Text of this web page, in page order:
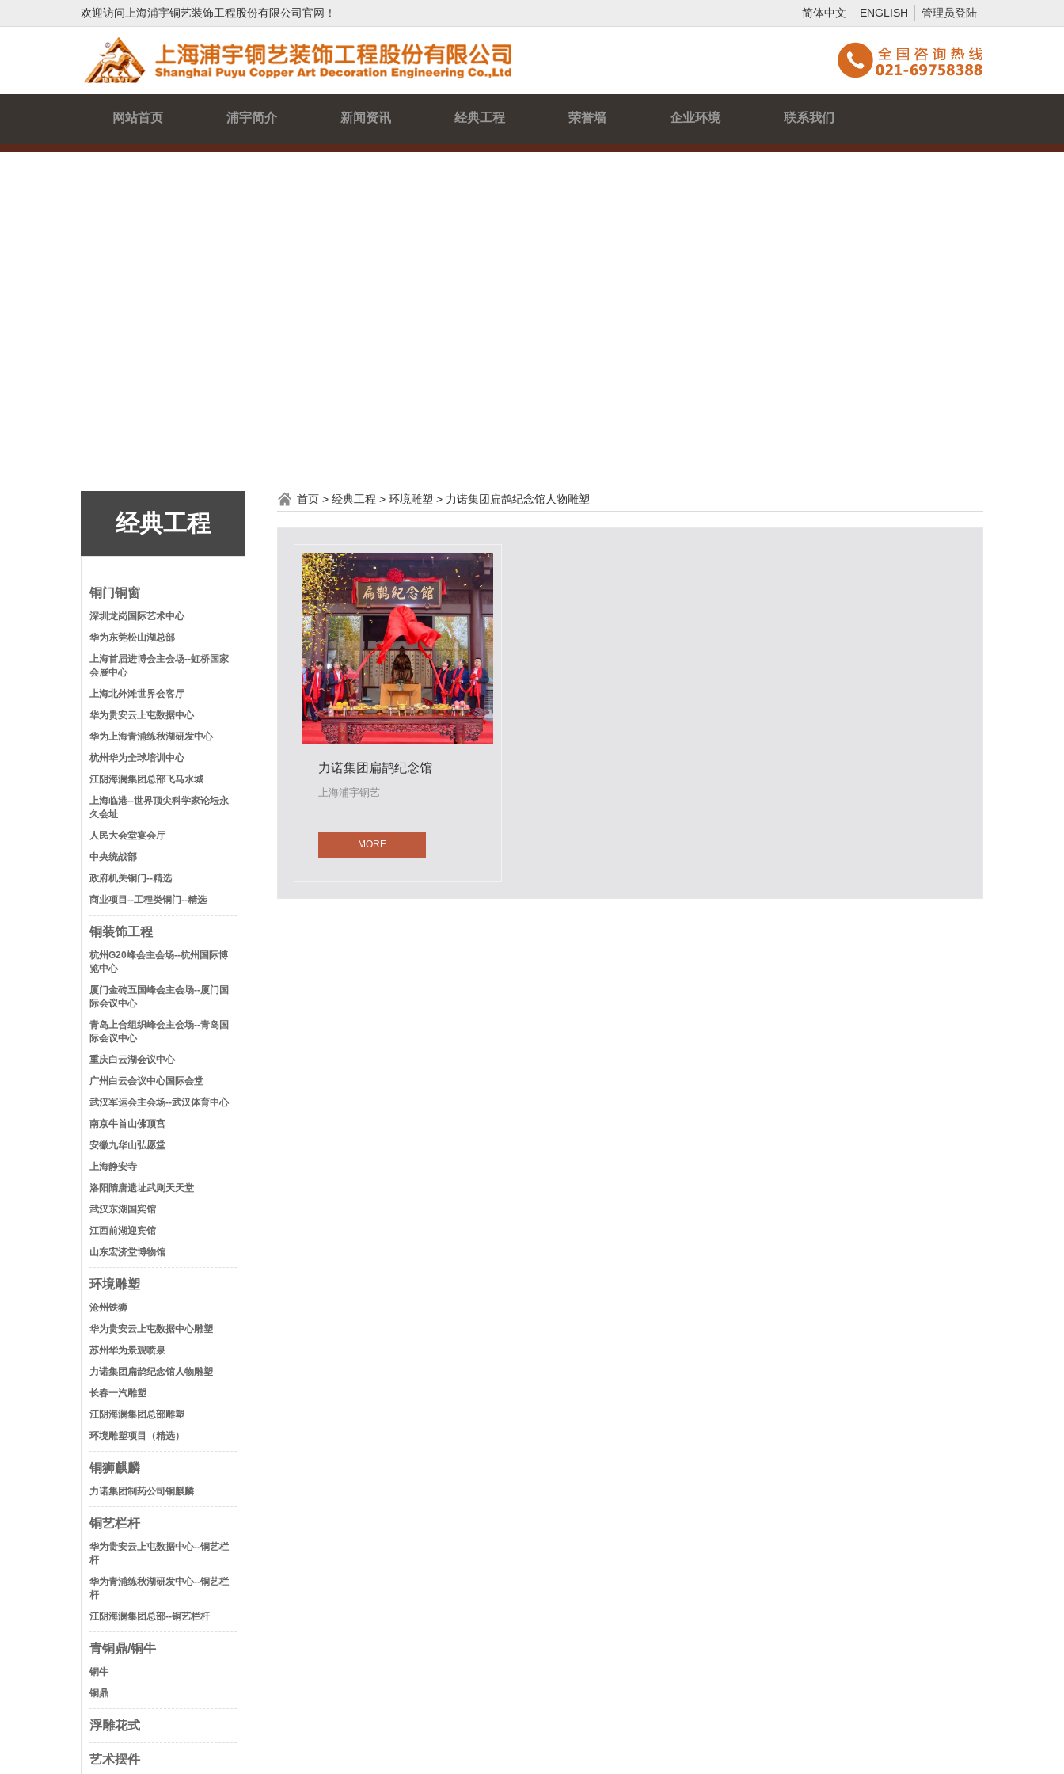
欢迎访问上海浦宇铜艺装饰工程股份有限公司官网！ 简体中文 ENGLISH 管理员登陆
网站首页 浦宇简介 新闻资讯 经典工程 荣誉墙 企业环境 联系我们
经典工程
铜门铜窗
深圳龙岗国际艺术中心
华为东莞松山湖总部
上海首届进博会主会场--虹桥国家
会展中心
上海北外滩世界会客厅
华为贵安云上屯数据中心
华为上海青浦练秋湖研发中心
杭州华为全球培训中心
江阴海澜集团总部飞马水城
上海临港--世界顶尖科学家论坛永
久会址
人民大会堂宴会厅
中央统战部
政府机关铜门--精选
商业项目--工程类铜门--精选
铜装饰工程
杭州G20峰会主会场--杭州国际博
览中心
厦门金砖五国峰会主会场--厦门国
际会议中心
青岛上合组织峰会主会场--青岛国
际会议中心
重庆白云湖会议中心
广州白云会议中心国际会堂
武汉军运会主会场--武汉体育中心
南京牛首山佛顶宫
安徽九华山弘愿堂
上海静安寺
洛阳隋唐遗址武则天天堂
武汉东湖国宾馆
江西前湖迎宾馆
山东宏济堂博物馆
环境雕塑
沧州铁狮
华为贵安云上屯数据中心雕塑
苏州华为景观喷泉
力诺集团扁鹊纪念馆人物雕塑
长春一汽雕塑
江阴海澜集团总部雕塑
环境雕塑项目（精选）
铜狮麒麟
力诺集团制药公司铜麒麟
铜艺栏杆
华为贵安云上屯数据中心--铜艺栏
杆
华为青浦练秋湖研发中心--铜艺栏
杆
江阴海澜集团总部--铜艺栏杆
青铜鼎/铜牛
铜牛
铜鼎
浮雕花式
艺术摆件
首页 > 经典工程 > 环境雕塑 > 力诺集团扁鹊纪念馆人物雕塑
力诺集团扁鹊纪念馆
上海浦宇铜艺
MORE